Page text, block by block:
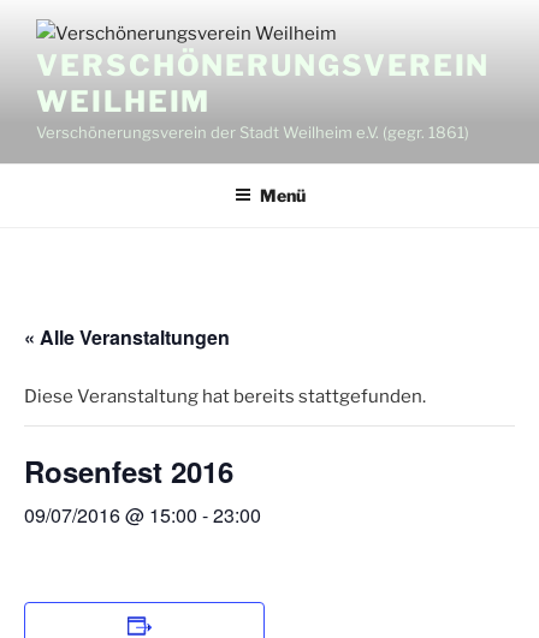
Inhalt
springenVERSCHÖNERUNGSVEREIN
WEILHEIM
Verschönerungsverein der Stadt Weilheim e.V. (gegr. 1861)
Menü
« Alle Veranstaltungen
Diese Veranstaltung hat bereits stattgefunden.
Rosenfest 2016
09/07/2016 @ 15:00 -23:00